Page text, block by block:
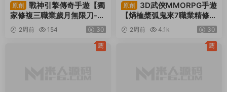
原創
戰神引擎傳奇手遊【獨
家修複三職業歲月無限刀-白
豬3.0】Win一鍵服務端+安
卓蘋果雙端+GM授權後台
2周前 154 30
原創
3D武俠MMORPG手遊
【焫桖槳弧鬼來7職業精修代
金券内購版】Linux手工服務
端+安卓蘋果雙端+CDK授權
2周前 4.1k 30
薦 薦